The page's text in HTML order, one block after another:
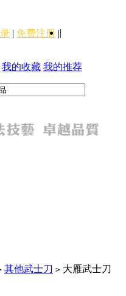
| 免费注册 ||
我的收藏 我的推荐
其他武士刀 > 大雁武士刀